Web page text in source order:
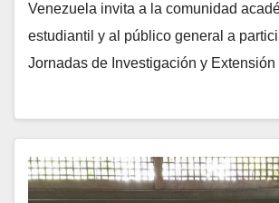
Venezuela invita a la comunidad
estudiantil y al público general a
Jornadas de Investigación y